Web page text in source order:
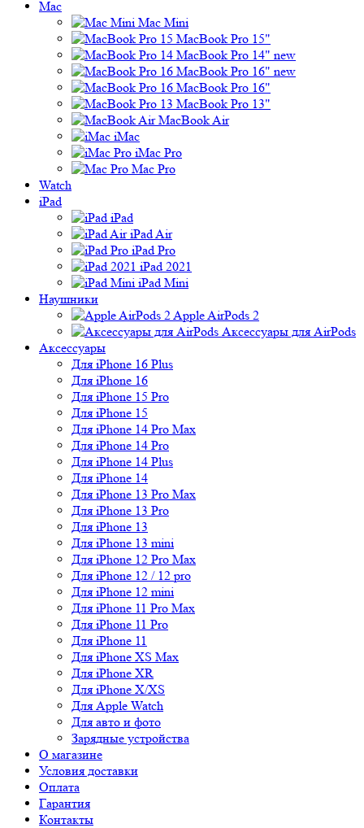
Mac
Mac Mini
MacBook Pro 15"
MacBook Pro 14" new
MacBook Pro 16" new
MacBook Pro 16"
MacBook Pro 13"
MacBook Air
iMac
iMac Pro
Mac Pro
Watch
iPad
iPad
iPad Air
iPad Pro
iPad 2021
iPad Mini
Наушники
Apple AirPods 2
Аксессуары для AirPods
Аксессуары
Для iPhone 16 Plus
Для iPhone 16
Для iPhone 15 Pro
Для iPhone 15
Для iPhone 14 Pro Max
Для iPhone 14 Pro
Для iPhone 14 Plus
Для iPhone 14
Для iPhone 13 Pro Max
Для iPhone 13 Pro
Для iPhone 13
Для iPhone 13 mini
Для iPhone 12 Pro Max
Для iPhone 12 / 12 pro
Для iPhone 12 mini
Для iPhone 11 Pro Max
Для iPhone 11 Pro
Для iPhone 11
Для iPhone XS Max
Для iPhone XR
Для iPhone X/XS
Для Apple Watch
Для авто и фото
Зарядные устройства
О магазине
Условия доставки
Оплата
Гарантия
Контакты